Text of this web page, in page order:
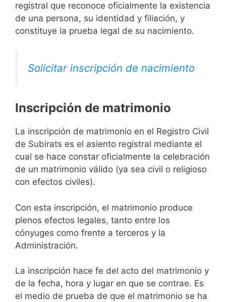
registral que reconoce oficialmente la existencia
de una persona, su identidad y filiación, y
constituye la prueba legal de su nacimiento.
Solicitar inscripción de nacimiento
Inscripción de matrimonio
La inscripción de matrimonio en el Registro Civil
de Subirats es el asiento registral mediante el
cual se hace constar oficialmente la celebración
de un matrimonio válido (ya sea civil o religioso
con efectos civiles).
Con esta inscripción, el matrimonio produce
plenos efectos legales, tanto entre los
cónyuges como frente a terceros y la
Administración.
La inscripción hace fe del acto del matrimonio y
de la fecha, hora y lugar en que se contrae. Es
el medio de prueba de que el matrimonio se ha